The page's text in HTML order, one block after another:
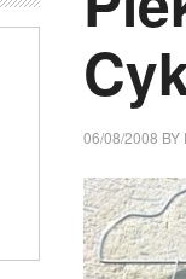
06/08/2008 BY